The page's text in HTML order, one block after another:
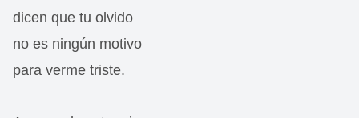
dicen que tu olvido
no es ningún motivo
para verme triste.